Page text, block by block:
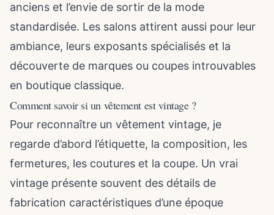
anciens et l’envie de sortir de la mode
standardisée. Les salons attirent aussi pour leur
ambiance, leurs exposants spécialisés et la
découverte de marques ou coupes introuvables
en boutique classique.
Comment savoir si un vêtement est vintage ?
Pour reconnaître un vêtement vintage, je
regarde d’abord l’étiquette, la composition, les
fermetures, les coutures et la coupe. Un vrai
vintage présente souvent des détails de
fabrication caractéristiques d’une époque